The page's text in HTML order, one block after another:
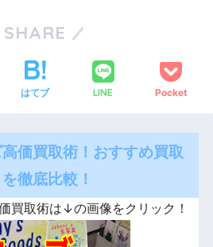
SHARE
はてブ LINE Pocket
価買取術！おすすめ買取
徹底比較！
買取術は↓の画像をクリック！